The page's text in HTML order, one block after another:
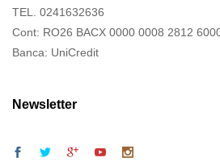
TEL. 0241632636
Cont: RO26 BACX 0000 0008 2812
Banca: UniCredit
Newsletter